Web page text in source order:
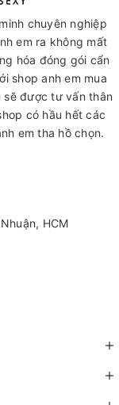
chuyên nghiệp
em ra không mất
hóa đóng gói cẩn
shop anh em mua
sẽ được tư vấn thân
có hầu hết các
em tha hồ chọn.
HCM